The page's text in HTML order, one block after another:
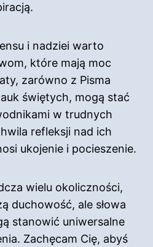
i nadziei warto
które mają moc
zarówno z Pisma
świętych, mogą stać
w trudnych
refleksji nad ich
ukojenie i pocieszenie.
wielu okoliczności,
duchowość, ale słowa
stanowić uniwersalne
Zachęcam Cię, abyś